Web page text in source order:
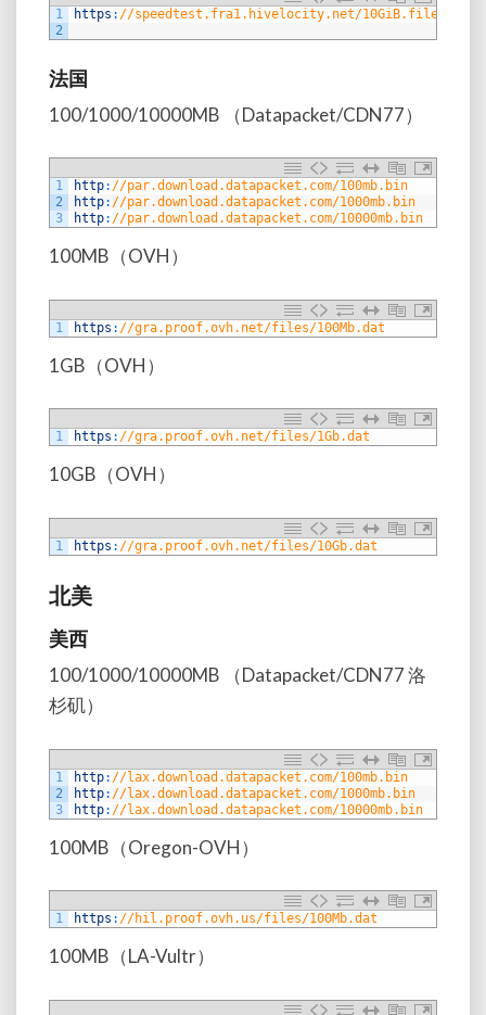
1
2
https : //speedtest.fra1.hivelocity.net/10GiB.file
法国
100/1000/10000MB （Datapacket/CDN77）
1
2
3
http: //par.download.datapacket.com/100mb.bin
http: //par.download.datapacket.com/1000mb.bin
http: //par.download.datapacket.com/10000mb.bin
100MB（OVH）
1 https : //gra.proof.ovh.net/files/100Mb.dat
1GB（OVH）
1 https : //gra.proof.ovh.net/files/1Gb.dat
10GB（OVH）
1 https : //gra.proof.ovh.net/files/10Gb.dat
北美
美西
100/1000/10000MB （Datapacket/CDN77 洛
杉矶）
1
2
3
http: //lax.download.datapacket.com/100mb.bin
http: //lax.download.datapacket.com/1000mb.bin
http: //lax.download.datapacket.com/10000mb.bin
100MB（Oregon-OVH）
1 https : //hil.proof.ovh.us/files/100Mb.dat
100MB（LA-Vultr）